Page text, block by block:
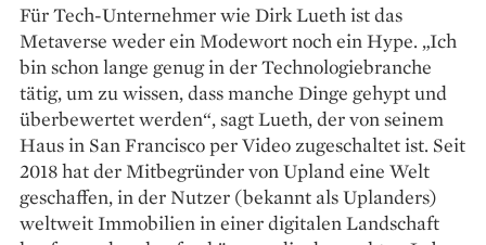
Für Tech-Unternehmer wie Dirk Lueth ist das
Metaverse weder ein Modewort noch ein Hype. „Ich
bin schon lange genug in der Technologiebranche
tätig, um zu wissen, dass manche Dinge gehypt und
überbewertet werden“, sagt Lueth, der von seinem
Haus in San Francisco per Video zugeschaltet ist. Seit
2018 hat der Mitbegründer von Upland eine Welt
geschaffen, in der Nutzer (bekannt als Uplanders)
weltweit Immobilien in einer digitalen Landschaft